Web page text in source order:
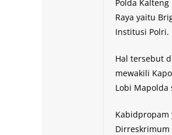
Polda
Raya yaitu
Institusi Polri.
Hal tersebut
mewakili
Lobi Mapolda
Kabidpropam
Dirreskrimum